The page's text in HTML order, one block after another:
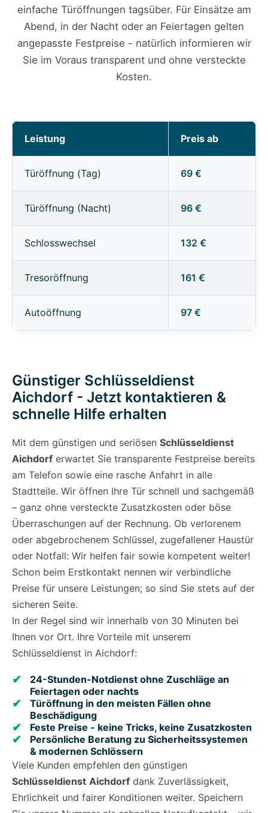
einfache Türöffnungen tagsüber. Für Einsätze am
Abend, in der Nacht oder an Feiertagen gelten
angepasste Festpreise - natürlich informieren wir
Sie im Voraus transparent und ohne versteckte
Kosten.
Leistung Preis ab
Türöffnung (Tag) 69 €
Türöffnung (Nacht) 96 €
Schlosswechsel 132 €
Tresoröffnung 161 €
Autoöffnung 97 €
Günstiger Schlüsseldienst
Aichdorf - Jetzt kontaktieren &
schnelle Hilfe erhalten
Mit dem günstigen und seriösen Schlüsseldienst
Aichdorf erwartet Sie transparente Festpreise bereits
am Telefon sowie eine rasche Anfahrt in alle
Stadtteile. Wir öffnen Ihre Tür schnell und sachgemäß
– ganz ohne versteckte Zusatzkosten oder böse
Überraschungen auf der Rechnung. Ob verlorenem
oder abgebrochenem Schlüssel, zugefallener Haustür
oder Notfall: Wir helfen fair sowie kompetent weiter!
Schon beim Erstkontakt nennen wir verbindliche
Preise für unsere Leistungen; so sind Sie stets auf der
sicheren Seite.
In der Regel sind wir innerhalb von 30 Minuten bei
Ihnen vor Ort. Ihre Vorteile mit unserem
Schlüsseldienst in Aichdorf:
24-Stunden-Notdienst ohne Zuschläge an
Feiertagen oder nachts
Türöffnung in den meisten Fällen ohne
Beschädigung
Feste Preise - keine Tricks, keine Zusatzkosten
Persönliche Beratung zu Sicherheitssystemen
& modernen Schlössern
Viele Kunden empfehlen den günstigen
Schlüsseldienst Aichdorf dank Zuverlässigkeit,
Ehrlichkeit und fairer Konditionen weiter. Speichern